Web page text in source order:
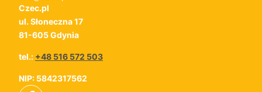
Czec.pl
ul. Słoneczna 17
81-605 Gdynia
tel.: +48 516 572 503
NIP: 5842317562